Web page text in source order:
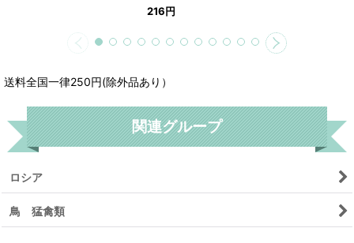
216円
送料全国一律250円(除外品あり）
関連グループ
ロシア
鳥 猛禽類